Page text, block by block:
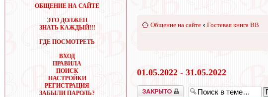
ОБЩЕНИЕ НА САЙТЕ
ЭТО ДОЛЖЕН
ЗНАТЬ КАЖДЫЙ!!!
ГДЕ ПОСМОТРЕТЬ
ВХОД
ПРАВИЛА
ПОИСК
НАСТРОЙКИ
РЕГИСТРАЦИЯ
ЗАБЫЛИ ПАРОЛЬ?
Общение на сайте ‹ Гостевая книга ВВ
01.05.2022 - 31.05.2022
Закрыто